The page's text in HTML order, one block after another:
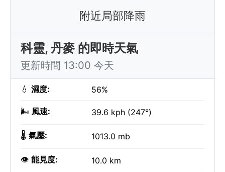
附近局部降雨
科靈, 丹麥 的即時天氣
更新時間 13:00 今天
💧 濕度: 56%
🌬️ 風速: 39.6 kph (247°)
🌡️ 氣壓: 1013.0 mb
👁️ 能見度: 10.0 km